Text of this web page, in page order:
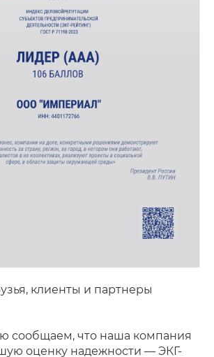
клиенты и партнеры
сообщаем, что наша компания
оценку надежности — ЭКГ-